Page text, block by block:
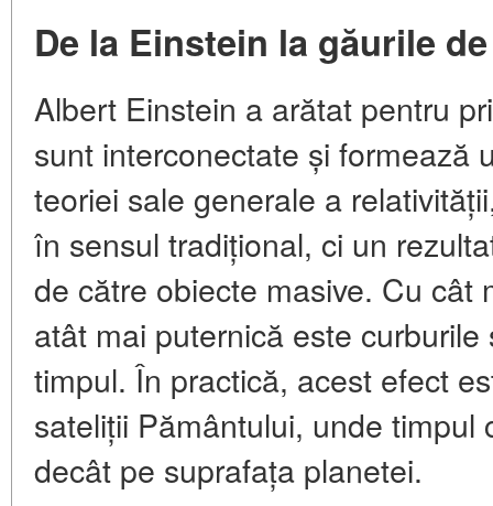
De la Einstein la găurile
Albert Einstein a arătat pentru
sunt interconectate și formează
teoriei sale generale a
în sensul tradițional, ci un
de către obiecte masive. Cu cât
atât mai puternică este
timpul. În practică, acest efect
sateliții Pământului, unde timpul
decât pe suprafața planetei.